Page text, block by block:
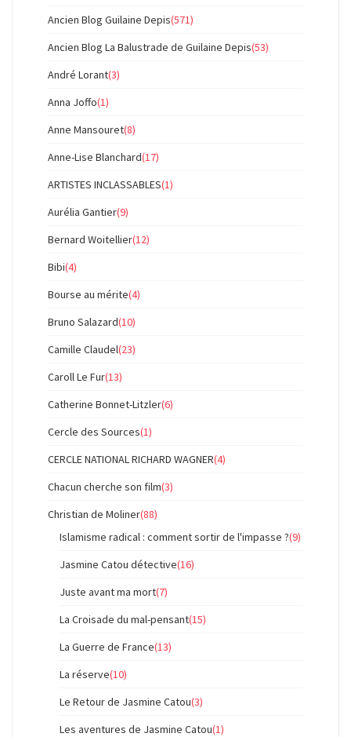
Ancien Blog Guilaine Depis(571)
Ancien Blog La Balustrade de Guilaine Depis(53)
André Lorant(3)
Anna Joffo(1)
Anne Mansouret(8)
Anne-Lise Blanchard(17)
ARTISTES INCLASSABLES(1)
Aurélia Gantier(9)
Bernard Woitellier(12)
Bibi(4)
Bourse au mérite(4)
Bruno Salazard(10)
Camille Claudel(23)
Caroll Le Fur(13)
Catherine Bonnet-Litzler(6)
Cercle des Sources(1)
CERCLE NATIONAL RICHARD WAGNER(4)
Chacun cherche son film(3)
Christian de Moliner(88)
Islamisme radical : comment sortir de l'impasse ?(9)
Jasmine Catou détective(16)
Juste avant ma mort(7)
La Croisade du mal-pensant(15)
La Guerre de France(13)
La réserve(10)
Le Retour de Jasmine Catou(3)
Les aventures de Jasmine Catou(1)